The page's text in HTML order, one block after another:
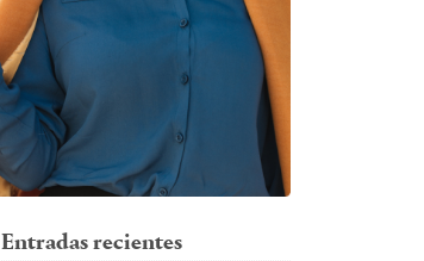
Entradas recientes